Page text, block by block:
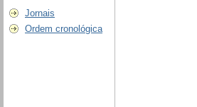
Jornais
Ordem cronológica